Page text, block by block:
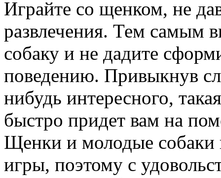
Играйте со щенком, не
развлечения. Тем самым
собаку и не дадите
поведению. Привыкнув
нибудь интересного,
быстро придет вам на
Щенки и молодые
игры, поэтому с